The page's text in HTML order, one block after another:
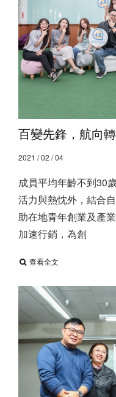
百變先鋒，航向
2021 / 02 / 04
成員平均年齡不到30
活力與熱忱外，結合
助在地青年創業及產
加速行銷，為創
查看全文